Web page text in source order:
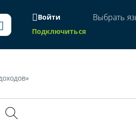
Войти
Подключиться
Выбрать